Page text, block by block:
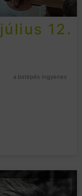
július 12.
a belépés ingyenes